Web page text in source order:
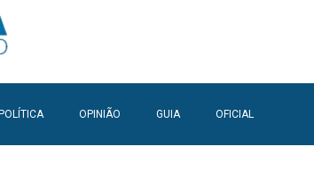
OPINIÃO GUIA OFICIAL